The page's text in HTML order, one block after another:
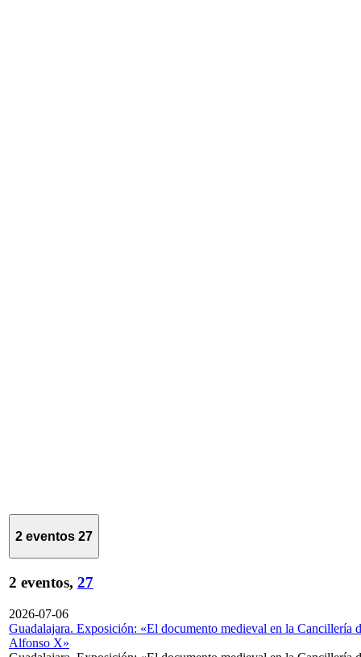
2 eventos 27
2 eventos, 27
2026-07-06
Guadalajara. Exposición: «El documento medieval en la Cancillería
Alfonso X»